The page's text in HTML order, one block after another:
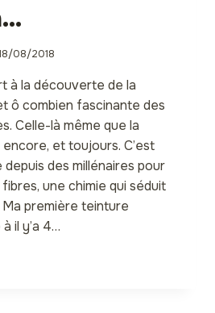
08/2018
à la découverte de la
ô combien fascinante des
Celle-là même que la
et toujours. C’est
des millénaires pour
une chimie qui séduit
première teinture
il y’a 4…